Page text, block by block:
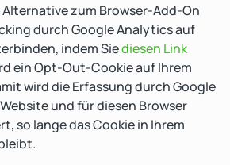
zum Browser-Add-On
durch Google Analytics auf
indem Siediesen Link
ein Opt-Out-Cookie auf Ihrem
wird die Erfassung durch Google
und für diesen Browser
so lange das Cookie in Ihrem